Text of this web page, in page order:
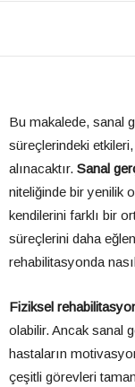
Bu makalede, sanal
süreçlerindeki
alınacaktır. Sanal
niteliğinde bir yenilik
kendilerini farklı bir
süreçlerini daha
rehabilitasyonda
Fiziksel
olabilir. Ancak sanal
hastaların
çeşitli görevleri